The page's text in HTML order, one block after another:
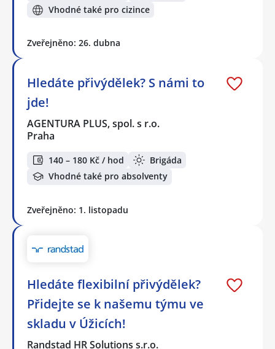
Vhodné také pro cizince
Zveřejněno: 26. dubna
Hledáte přivýdělek? S námi to
jde!
AGENTURA PLUS, spol. s r.o.
Praha
140 – 180 Kč / hod
Brigáda
Vhodné také pro absolventy
Zveřejněno: 1. listopadu
Hledáte flexibilní přivýdělek?
Přidejte se k našemu týmu ve
skladu v Úžicích!
Randstad HR Solutions s.r.o.